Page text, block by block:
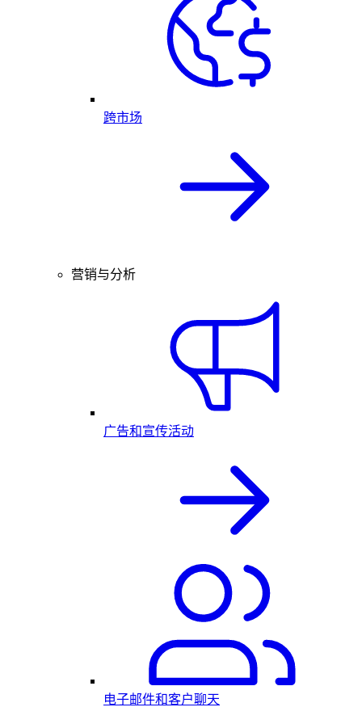
跨市场
营销与分析
广告和宣传活动
电子邮件和客户聊天